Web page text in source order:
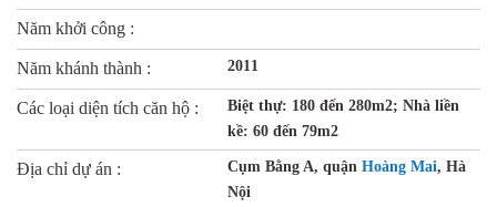
Năm khởi công :
Năm khánh thành : 2011
Các loại diện tích căn hộ :
Biệt thự: 180 đến 280m2; Nhà liền
kề: 60 đến 79m2
Địa chỉ dự án : Cụm Bằng A, quận Hoàng Mai, Hà
Nội